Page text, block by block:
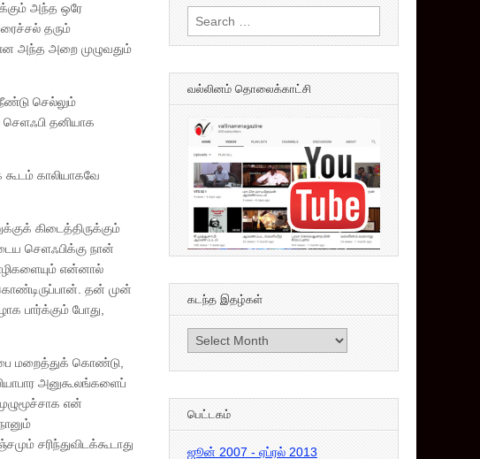
அந்த ஒரே
தரும்
அந்த அறை முழுவதும்
செல்லும்
தனியாக
காலியாகவே
கிடைத்திருக்கும்
செளஃபிக்கு நான்
என்னால்
தன் முன்
பார்க்கும் போது,
மறைத்துக் கொண்டு,
அனுகூலங்களைப்
என்
சரிந்துவிடக்கூடாது
Search
for:
வல்லினம் தொலைக்காட்சி
கடந்த இதழ்கள்
கடந்த
இதழ்கள்
பெட்டகம்
ஜூன் 2007 - ஏப்ரல் 2013